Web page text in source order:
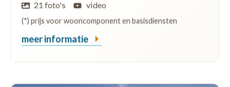
21 foto's
video
(*) prijs voor wooncomponent en basisdiensten
meer informatie